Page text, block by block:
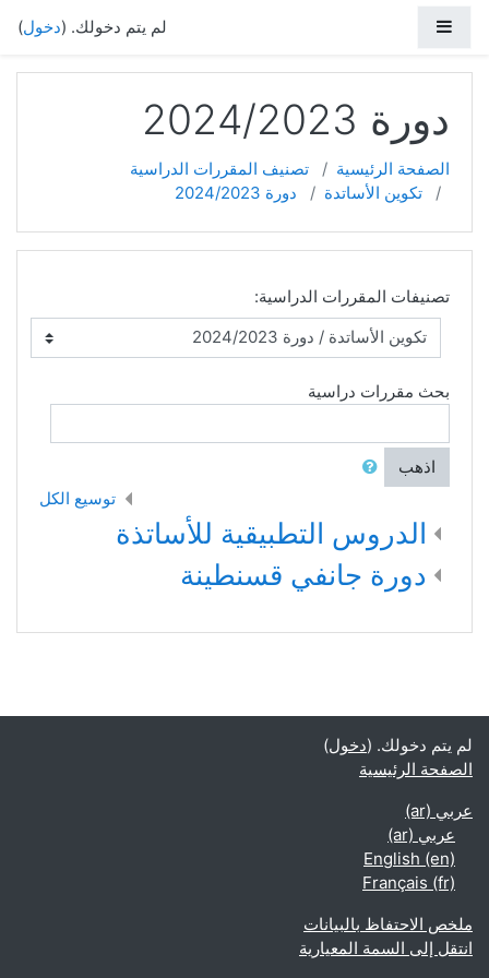
لم يتم دخولك. (دخول)
دورة 2024/2023
الصفحة الرئيسية
تصنيف المقررات الدراسية
تكوين الأساتدة
دورة 2024/2023
تصنيفات المقررات الدراسية:
بحث مقررات دراسية
اذهب
توسيع الكل
الدروس التطبيقية للأساتذة
دورة جانفي قسنطينة
لم يتم دخولك. (دخول)
الصفحة الرئيسية
عربي ‎(ar)‎
عربي ‎(ar)‎
English ‎(en)‎
Français ‎(fr)‎
ملخص الاحتفاظ بالبيانات
انتقل إلى السمة المعيارية